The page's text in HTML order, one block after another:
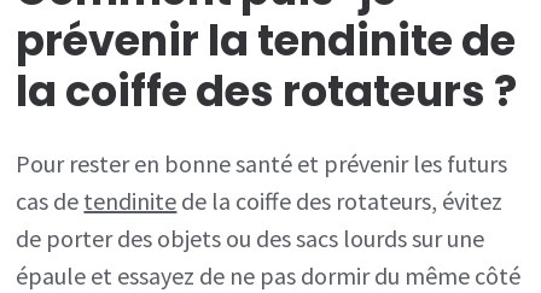
prévenir la tendinite de
la coiffe des rotateurs ?
Pour rester en bonne santé et prévenir les futurs
cas de tendinite de la coiffe des rotateurs, évitez
de porter des objets ou des sacs lourds sur une
épaule et essayez de ne pas dormir du même côté